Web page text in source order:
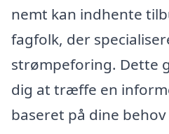
nemt kan indhente
fagfolk, der
strømpeforing. Dette
dig at træffe en
baseret på dine